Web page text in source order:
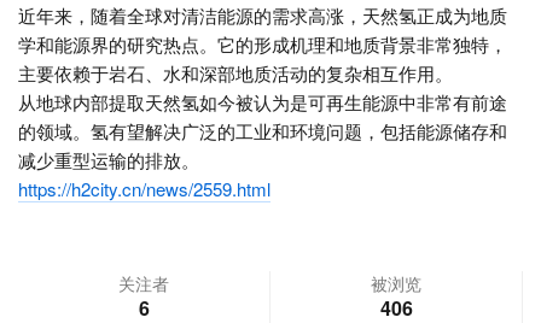
近年来，随着全球对清洁能源的需求高涨，天然氢正成为地质
学和能源界的研究热点。它的形成机理和地质背景非常独特，
主要依赖于岩石、水和深部地质活动的复杂相互作用。
从地球内部提取天然氢如今被认为是可再生能源中非常有前途
的领域。氢有望解决广泛的工业和环境问题，包括能源储存和
减少重型运输的排放。
https://h2city.cn/news/2559.html
关注者
6
被浏览
406